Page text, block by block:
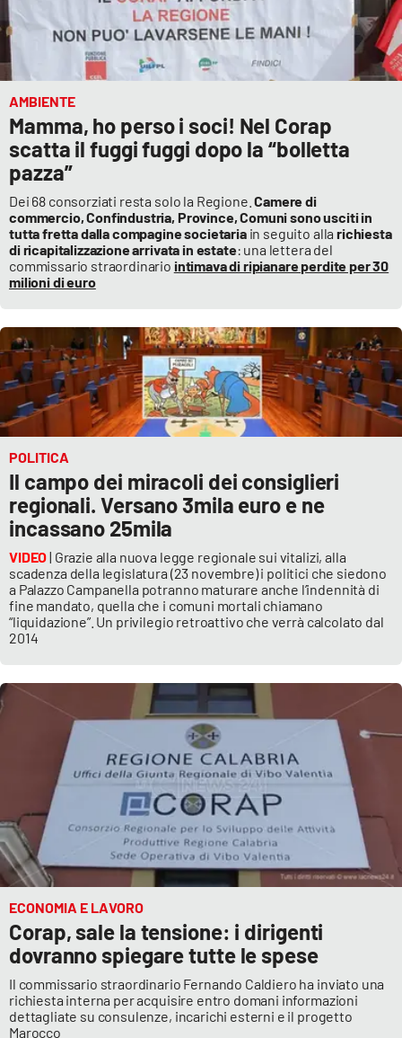
AMBIENTE
Mamma, ho perso i soci! Nel Corap
scatta il fuggi fuggi dopo la “bolletta
pazza”
Dei 68 consorziati resta solo la Regione.Camere di
commercio, Confindustria, Province, Comuni sono usciti in
tutta fretta dalla compagine societariain seguito allarichiesta
di ricapitalizzazione arrivata in estate: una lettera del
commissario straordinario intimava di ripianare perdite per 30
milioni di euro
POLITICA
Il campo dei miracoli dei consiglieri
regionali. Versano 3mila euro e ne
incassano 25mila
VIDEO| Grazie alla nuova legge regionale sui vitalizi, alla
scadenza della legislatura (23 novembre) i politici che siedono
a Palazzo Campanella potranno maturare anche l’indennità di
fine mandato, quella che i comuni mortali chiamano
“liquidazione”. Un privilegio retroattivo che verrà calcolato dal
2014
ECONOMIA E LAVORO
Corap, sale la tensione: i dirigenti
dovranno spiegare tutte le spese
Il commissario straordinario Fernando Caldiero ha inviato una
richiesta interna per acquisire entro domani informazioni
dettagliate su consulenze, incarichi esterni e il progetto
Marocco